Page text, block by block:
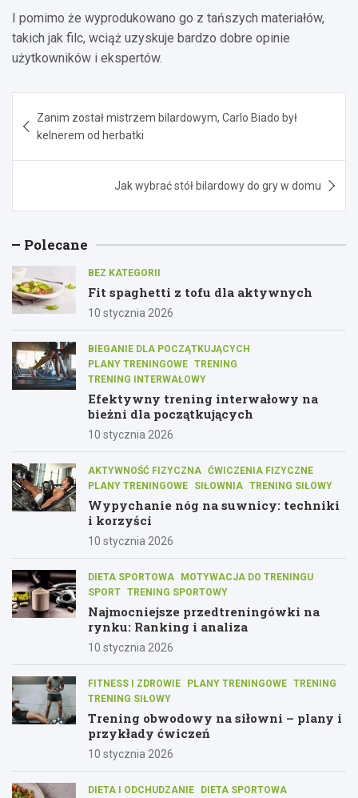
I pomimo że wyprodukowano go z tańszych materiałów,
takich jak filc, wciąż uzyskuje bardzo dobre opinie
użytkowników i ekspertów.
wpisu
Zanim został mistrzem bilardowym, Carlo Biado był
kelnerem od herbatki
Jak wybrać stół bilardowy do gry w domu
Polecane
BEZ KATEGORII
Fit spaghetti z tofu dla aktywnych
10 stycznia 2026
BIEGANIE DLA POCZĄTKUJĄCYCH
PLANY TRENINGOWE TRENING
TRENING INTERWAŁOWY
Efektywny trening interwałowy na
bieżni dla początkujących
10 stycznia 2026
AKTYWNOŚĆ FIZYCZNA ĆWICZENIA FIZYCZNE
PLANY TRENINGOWE
SIŁOWNIA TRENING SIŁOWY
Wypychanie nóg na suwnicy: techniki
i korzyści
10 stycznia 2026
DIETA SPORTOWA
MOTYWACJA DO TRENINGU
SPORT TRENING SPORTOWY
Najmocniejsze przedtreningówki na
rynku: Ranking i analiza
10 stycznia 2026
FITNESS I ZDROWIE PLANY TRENINGOWE TRENING
TRENING SIŁOWY
Trening obwodowy na siłowni – plany i
przykłady ćwiczeń
10 stycznia 2026
DIETA I ODCHUDZANIE
DIETA SPORTOWA